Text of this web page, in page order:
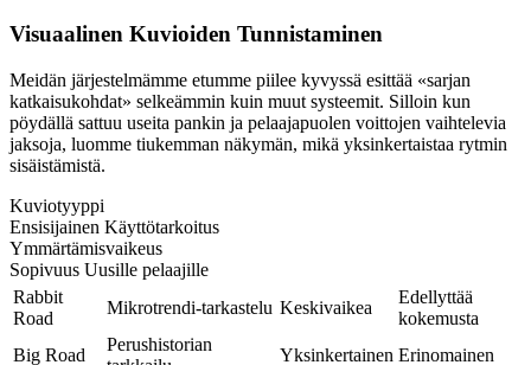
Visuaalinen Kuvioiden Tunnistaminen
Meidän järjestelmämme etumme piilee kyvyssä esittää «sarjan
katkaisukohdat» selkeämmin kuin muut systeemit. Silloin kun
pöydällä sattuu useita pankin ja pelaajapuolen voittojen vaihtelevia
jaksoja, luomme tiukemman näkymän, mikä yksinkertaistaa rytmin
sisäistämistä.
Kuviotyyppi
Ensisijainen Käyttötarkoitus
Ymmärtämisvaikeus
Sopivuus Uusille pelaajille
Rabbit
Road
Mikrotrendi-tarkastelu Keskivaikea
Edellyttää
kokemusta
Big Road
Perushistorian
Yksinkertainen Erinomainen